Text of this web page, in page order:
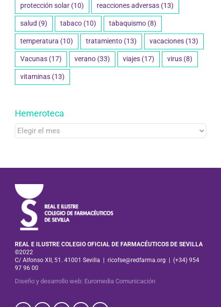
protección solar (10) reacciones adversas (13)
salud (9) tabaco (10) tabaquismo (8)
temperatura (10) tratamiento (13) vacaciones (13)
Vacunas (17) verano (33) viajes (17) virus (8)
vitaminas (13)
Hemeroteca
Hemeroteca
REAL E ILUSTRE COLEGIO OFICIAL DE FARMACÉUTICOS DE SEVILLA
©2022
C/ Alfonso XII, 51. 41001 Sevilla
ricofse@redfarma.org
(+34) 954
97 96 00
Diseño y desarrollo web: Euromedia Comunicación